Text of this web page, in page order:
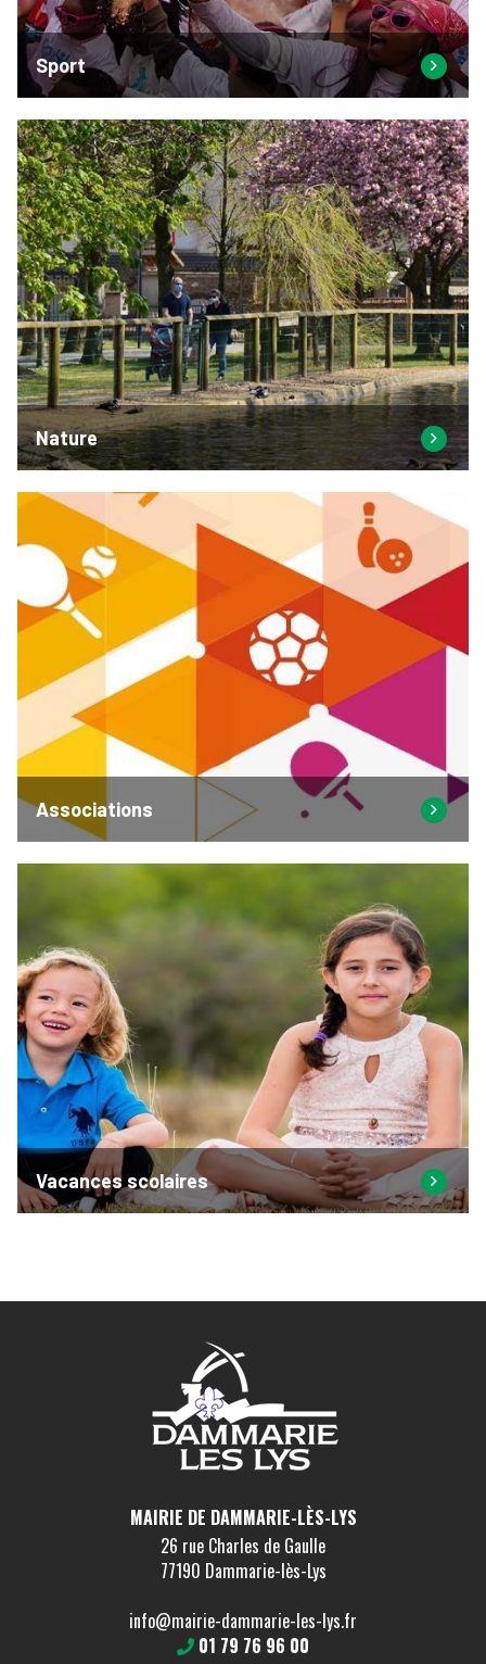
Sport
Nature
Associations
Vacances scolaires
MAIRIE DE DAMMARIE-LÈS-LYS
26 rue Charles de Gaulle
77190 Dammarie-lès-Lys
info@mairie-dammarie-les-lys.fr
01 79 76 96 00